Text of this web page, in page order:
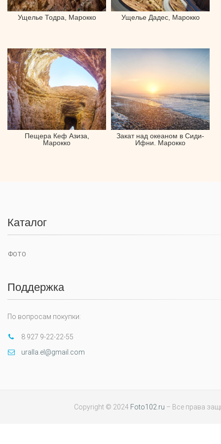
Ущелье Тодра, Марокко Ущелье Дадес, Марокко
Пещера Кеф Азиза,
Марокко
Закат над океаном в Сиди-
Ифни. Марокко
Каталог
ФОТО
Поддержка
По вопросам покупки:
8 927 9-22-22-55
uralla.el@gmail.com
Copyright © 2024 Foto102.ru – Все права